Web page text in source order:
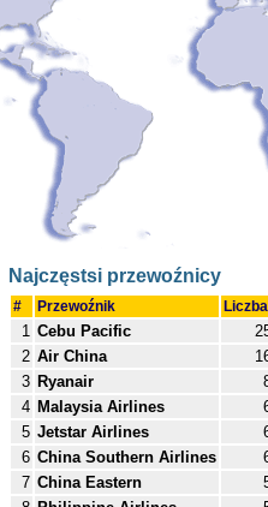
Najczęstsi przewoźnicy
# Przewoźnik Liczba
1 Cebu Pacific
2 Air China
3 Ryanair
4 Malaysia Airlines
5 Jetstar Airlines
6 China Southern Airlines
7 China Eastern